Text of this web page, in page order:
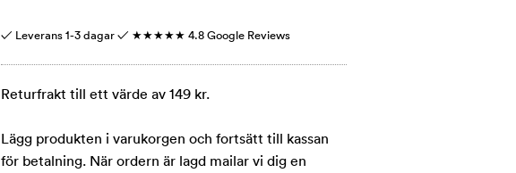
✓ Leverans 1-3 dagar ✓ ★★★★★ 4.8 Google Reviews
Returfrakt till ett värde av 149 kr.
Lägg produkten i varukorgen och fortsätt till kassan
för betalning. När ordern är lagd mailar vi dig en